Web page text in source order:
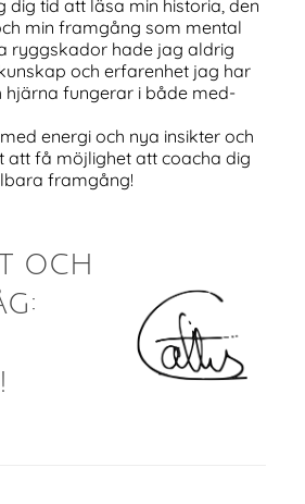
dig tid att läsa min historia, den
min framgång som mental
ryggskador hade jag aldrig
och erfarenhet jag har
fungerar i både med-
energi och nya insikter och
att få möjlighet att coacha dig
framgång!
och